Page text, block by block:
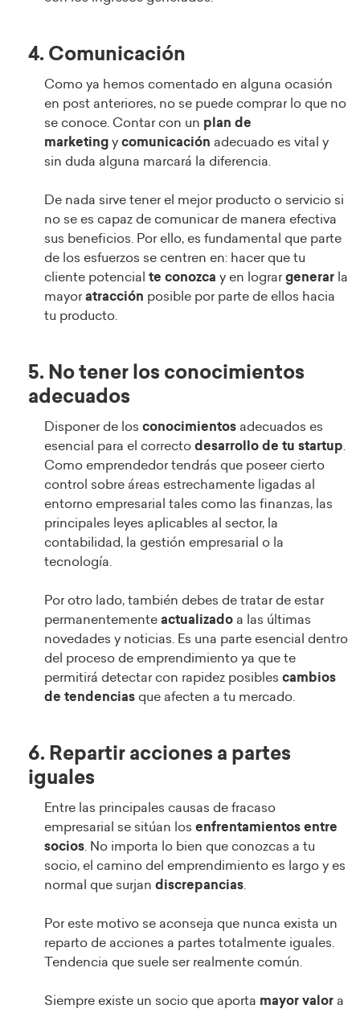
4. Comunicación
Como ya hemos comentado en alguna ocasión
en post anteriores, no se puede comprar lo que no
se conoce. Contar con un plan de
marketing y comunicación adecuado es vital y
sin duda alguna marcará la diferencia.
De nada sirve tener el mejor producto o servicio si
no se es capaz de comunicar de manera efectiva
sus beneficios. Por ello, es fundamental que parte
de los esfuerzos se centren en: hacer que tu
cliente potencial te conozca y en logrargenerar la
mayoratracción posible por parte de ellos hacia
tu producto.
5. No tener los conocimientos
adecuados
Disponer de los conocimientos adecuados es
esencial para el correcto desarrollo de tu startup.
Como emprendedor tendrás que poseer cierto
control sobre áreas estrechamente ligadas al
entorno empresarial tales como las finanzas, las
principales leyes aplicables al sector, la
contabilidad, la gestión empresarial o la
tecnología.
Por otro lado, también debes de tratar de estar
permanentemente actualizado a las últimas
novedades y noticias. Es una parte esencial dentro
del proceso de emprendimiento ya que te
permitirá detectar con rapidez posibles cambios
de tendencias que afecten a tu mercado.
6. Repartir acciones a partes
iguales
Entre las principales causas de fracaso
empresarial se sitúan los enfrentamientos entre
socios. No importa lo bien que conozcas a tu
socio, el camino del emprendimiento es largo y es
normal que surjan discrepancias.
Por este motivo se aconseja que nunca exista un
reparto de acciones a partes totalmente iguales.
Tendencia que suele ser realmente común.
Siempre existe un socio que aporta mayor valor a